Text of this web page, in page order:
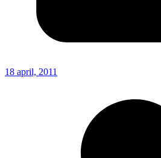
18 april, 2011